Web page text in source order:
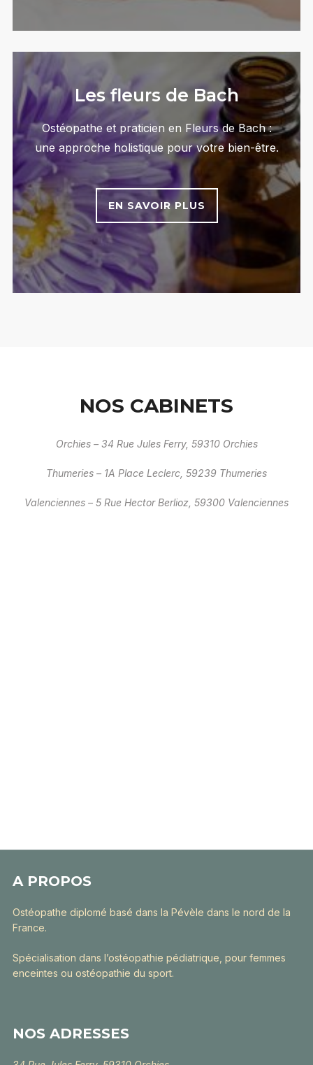
Les fleurs de Bach
Ostéopathe et praticien en Fleurs de Bach :
une approche holistique pour votre bien-être.
EN SAVOIR PLUS
NOS CABINETS
Orchies – 34 Rue Jules Ferry, 59310 Orchies
Thumeries – 1A Place Leclerc, 59239 Thumeries
Valenciennes – 5 Rue Hector Berlioz, 59300 Valenciennes
A PROPOS
Ostéopathe diplomé basé dans la Pévèle dans le nord de la
France.
Spécialisation dans l’ostéopathie pédiatrique, pour femmes
enceintes ou ostéopathie du sport.
NOS ADRESSES